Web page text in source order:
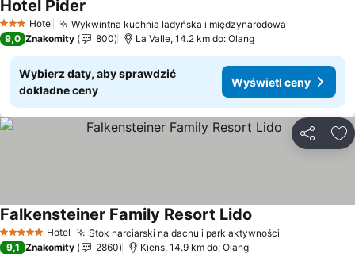
3 Kategoria
Hotel Wykwintna kuchnia ladyńska i międzynarodowa
Hotel Pider
9,0 Znakomity 800 La Valle, 14.2 km do: Olang
Wybierz daty, aby sprawdzić
dokładne ceny
Wyświetl ceny
5 KategoriaHotel Stok narciarski na dachu i park aktywności
Falkensteiner Family Resort Lido
9,1 Znakomity 2860 Kiens, 14.9 km do: Olang